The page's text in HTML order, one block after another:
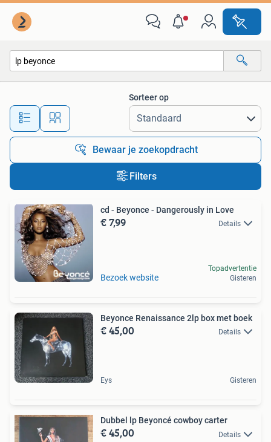
Alle afstanden…
Sorteer op
Bewaar je zoekopdracht
Filters
cd - Beyonce - Dangerously in Love
€ 7,99 Details
Bezoek website
Topadvertentie
Gisteren
Beyonce Renaissance 2lp box met boek
€ 45,00 Details
Eys Gisteren
Dubbel lp Beyoncé cowboy carter
€ 45,00 Details